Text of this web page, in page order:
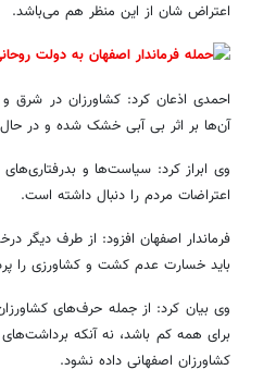
اعتراض شان از این منظر هم می‌باشد.
احمدی اذعان کرد: کشاورزان در
آن‌ها بر اثر بی آبی خشک شده و در
وی ابراز کرد: سیاست‌ها و
اعتراضات مردم را دنبال داشته است.
فرماندار اصفهان افزود: از طرف
باید خسارت عدم کشت و کشاورزی را
وی بیان کرد: از جمله حرف‌های
برای همه کم باشد، نه آنکه برداشت‌های
کشاورزان اصفهانی داده نشود.